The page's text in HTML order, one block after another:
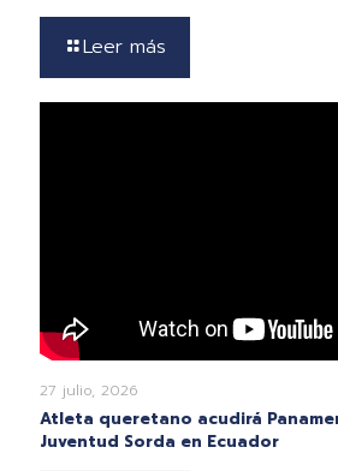
Leer más
27 julio, 2026
Atleta queretano acudirá
Juventud Sorda en Ecuador